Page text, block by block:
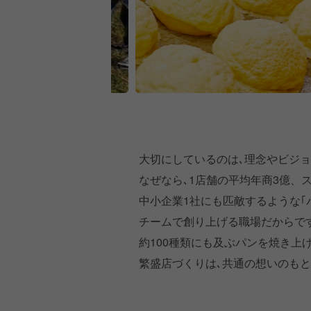
大切にしているのは､理念やビジ
なぜなら､1店舗の平均年商3億、
中小企業1社にも匹敵するような
チームで創り上げる職場だからで
約100種類にも及ぶパンを焼き上
繁盛店づくりは､共通の想いのも